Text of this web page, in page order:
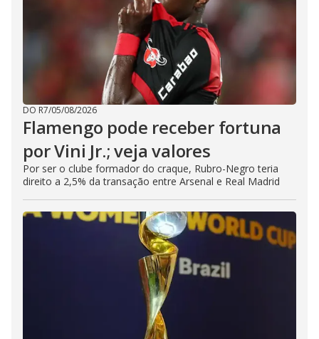
DO R7/05/08/2026
Flamengo pode receber fortuna
por Vini Jr.; veja valores
Por ser o clube formador do craque, Rubro-Negro teria
direito a 2,5% da transação entre Arsenal e Real Madrid